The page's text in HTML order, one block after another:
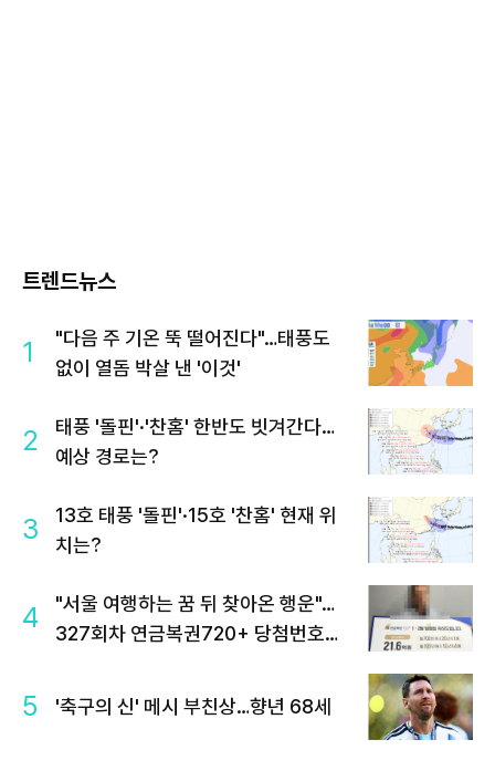
트렌드뉴스
1
"다음 주 기온 뚝 떨어진다"…태풍도
없이 열돔 박살 낸 '이것'
2
태풍 '돌핀'·'찬홈' 한반도 빗겨간다…
예상 경로는?
3
13호 태풍 '돌핀'·15호 '찬홈' 현재 위
치는?
4
"서울 여행하는 꿈 뒤 찾아온 행운"…
327회차 연금복권720+ 당첨번호조
5 '축구의 신' 메시 부친상…향년 68세